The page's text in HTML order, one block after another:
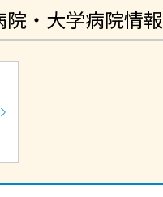
・大学病院情